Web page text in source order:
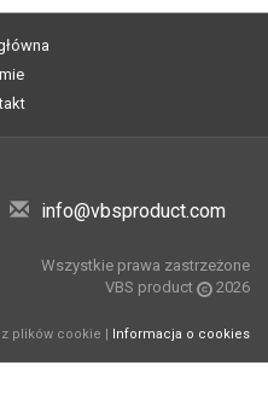
info@vbsproduct.com
Wszystkie prawa zastrzeżone
VBS product
2026
plików cookie | Informacja o cookies